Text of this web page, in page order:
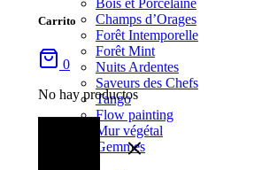
Bois et Porcelaine
Champs d’Orages
Forêt Intemporelle
Forêt Mint
Nuits Ardentes
Saveurs des Chefs
Tango
Flow painting
Mur végétal
Gemmes
Carrito
0
No hay productos